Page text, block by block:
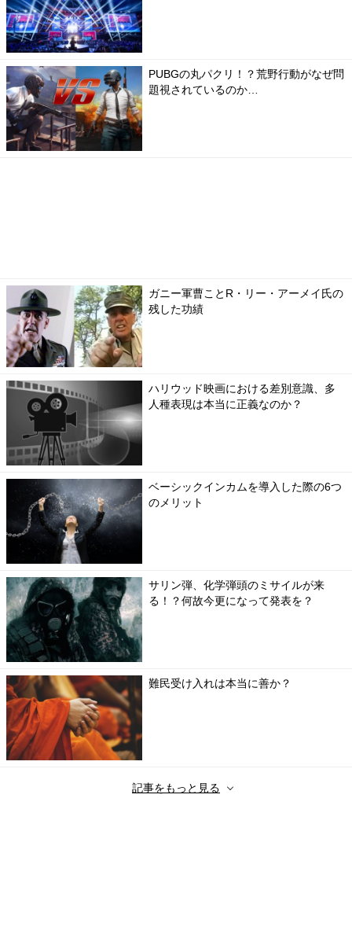
PUBGの丸パクリ！？荒野行動がなぜ問
題視されているのか…
ガニー軍曹ことR・リー・アーメイ氏の
残した功績
ハリウッド映画における差別意識、多
人種表現は本当に正義なのか？
ベーシックインカムを導入した際の6つ
のメリット
サリン弾、化学弾頭のミサイルが来
る！？何故今更になって発表を？
難民受け入れは本当に善か？
記事をもっと見る